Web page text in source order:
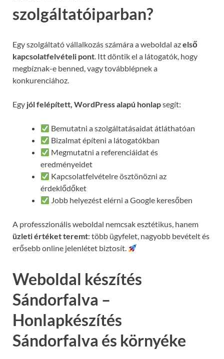
szolgáltatóiparban?
Egy szolgáltató vállalkozás számára a weboldal azelső
kapcsolatfelvételi pont. Itt döntik el a látogatók, hogy
megbíznak-e benned, vagy továbblépnek a
konkurenciához.
Egy jól felépített, WordPress alapú honlapsegít:
Bemutatni a szolgáltatásaidat átláthatóan
Bizalmat építeni a látogatókban
Megmutatni a referenciáidat és
eredményeidet
Kapcsolatfelvételre ösztönözni az
érdeklődőket
Jobb helyezést elérni a Google keresőben
A professzionális weboldal nemcsak esztétikus, hanem
üzleti értéket teremt: több ügyfelet, nagyobb bevételt és
erősebb online jelenlétet biztosít.
Weboldal készítés
Sándorfalva –
Honlapkészítés
Sándorfalva és környéke